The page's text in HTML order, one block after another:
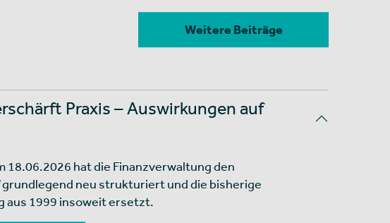
Weitere Beiträge
Praxis – Auswirkungen auf
18.06.2026 hat die Finanzverwaltung den
neu strukturiert und die bisherige
aus 1999 insoweit ersetzt.